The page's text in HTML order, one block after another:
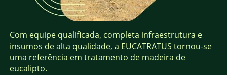
Com equipe qualificada, completa infraestrutura e
insumos de alta qualidade, a EUCATRATUS tornou-se
uma referência em tratamento de madeira de
eucalipto.